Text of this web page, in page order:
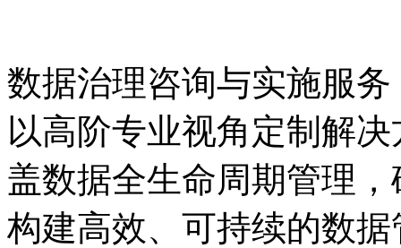
数据治理咨询与实施服务
以高阶专业视角定制解决方
盖数据全生命周期管理
构建高效、可持续的数